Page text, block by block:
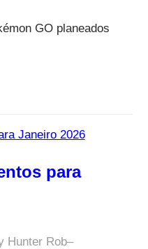
GO planeados
para
Hunter Rob–